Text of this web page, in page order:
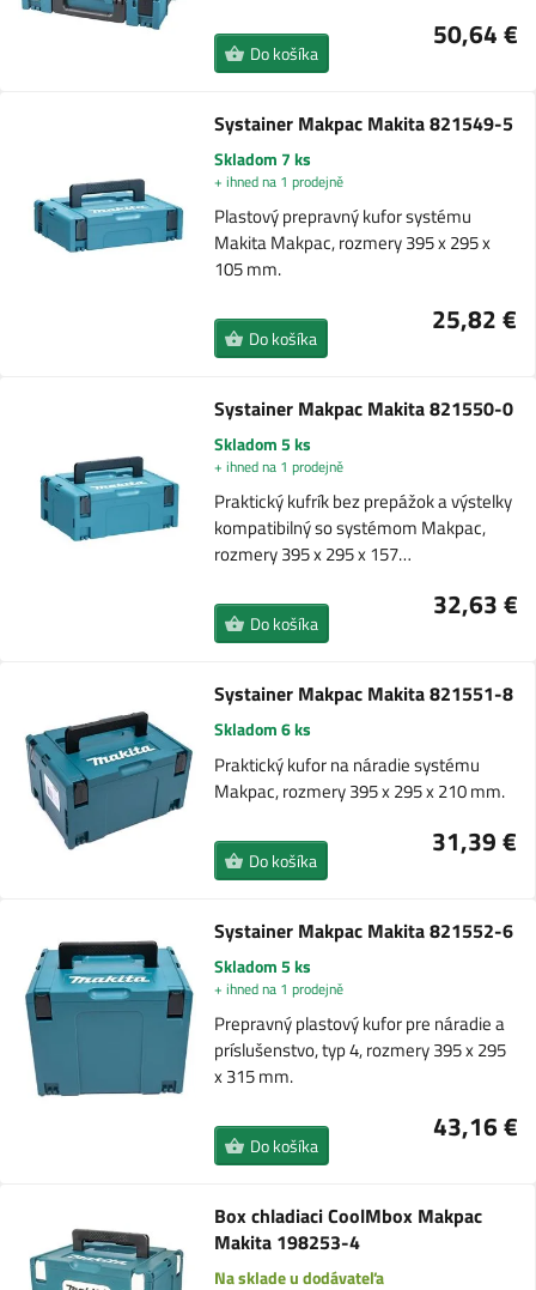
50,64 €
Do košíka
Systainer Makpac Makita 821549-5
Skladom 7 ks
+ ihned na 1 prodejně
Plastový prepravný kufor systému
Makita Makpac, rozmery 395 x 295 x
105 mm.
25,82 €
Do košíka
Systainer Makpac Makita 821550-0
Skladom 5 ks
+ ihned na 1 prodejně
Praktický kufrík bez prepážok a výstelky
kompatibilný so systémom Makpac,
rozmery 395 x 295 x 157…
32,63 €
Do košíka
Systainer Makpac Makita 821551-8
Skladom 6 ks
Praktický kufor na náradie systému
Makpac, rozmery 395 x 295 x 210 mm.
31,39 €
Do košíka
Systainer Makpac Makita 821552-6
Skladom 5 ks
+ ihned na 1 prodejně
Prepravný plastový kufor pre náradie a
príslušenstvo, typ 4, rozmery 395 x 295
x 315 mm.
43,16 €
Do košíka
Box chladiaci CoolMbox Makpac
Makita 198253-4
Na sklade u dodávateľa